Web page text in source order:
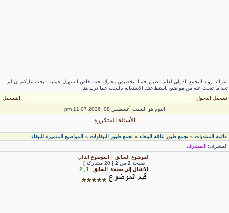
رواد التجمع الدولي لعلم الطيور قمنا بتخصيص محرك بحث خاص لتسهيل عملية البحث عليكم ان لم
ما تبحث عنه من مواضيع باستطاعتك الاستعانه بالبحث عما تريد هنا
تسجيل الدخول
التسجيل
اليوم هو السبت أغسطس 08, 2026 11:07 pm
الأسئلة المتكررة
قائمة المنتديات» تجمع طيور عائلة الببغاء» تجمع طيور الببغاوات»
المواضيع المتميزة للببغاء
المشرف
الموضوع السابق| الموضوع التالي
صفحة2من 2[ 20 مشاركة ]
الانتقال إلى صفحة
السابق ,
2